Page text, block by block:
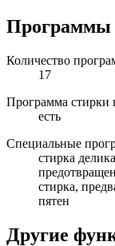
Программы
Количество
17
Программа стирки
есть
Специальные
стирка
стирка,
пятен
Другие